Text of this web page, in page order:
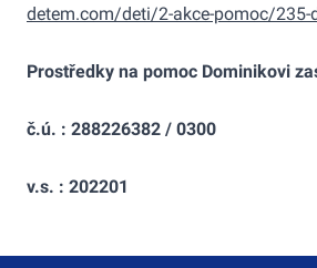
detem.com/deti/2-akce-pomoc/235-
Prostředky na pomoc Dominikovi
č.ú. : 288226382 / 0300
v.s. : 202201